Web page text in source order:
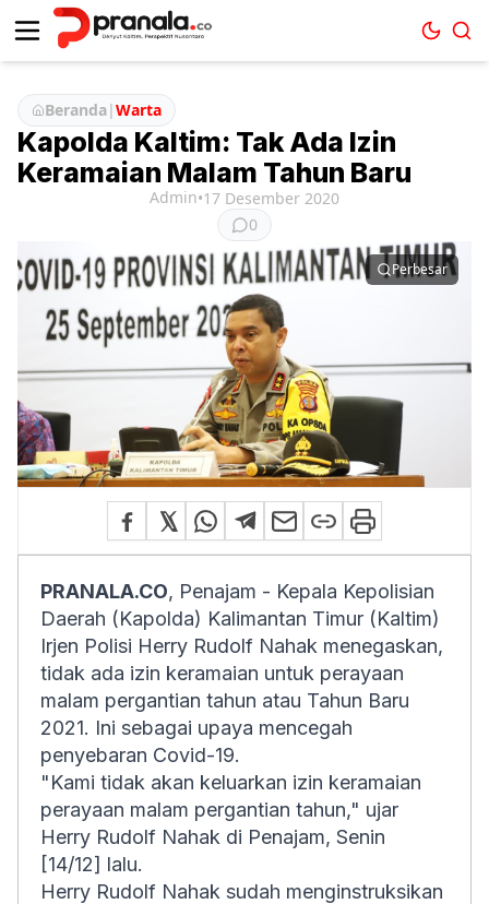
Beranda|Warta
Kapolda Kaltim: Tak Ada Izin
Keramaian Malam Tahun Baru
Admin•17 Desember 2020
0
Perbesar
PRANALA.CO, Penajam - Kepala Kepolisian
Daerah (Kapolda) Kalimantan Timur (Kaltim)
Irjen Polisi Herry Rudolf Nahak menegaskan,
tidak ada izin keramaian untuk perayaan
malam pergantian tahun atau Tahun Baru
2021. Ini sebagai upaya mencegah
penyebaran Covid-19.
"Kami tidak akan keluarkan izin keramaian
perayaan malam pergantian tahun," ujar
Herry Rudolf Nahak di Penajam, Senin
[14/12] lalu.
Herry Rudolf Nahak sudah menginstruksikan